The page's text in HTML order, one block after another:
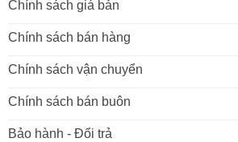
Chính sách giá bán
Chính sách bán hàng
Chính sách vận chuyển
Chính sách bán buôn
Bảo hành - Đổi trả